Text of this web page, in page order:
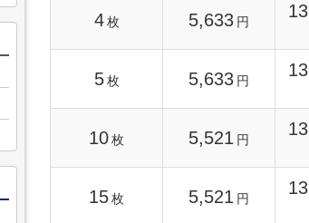
4 枚 5,633 円
13
5 枚 5,633 円
13
10枚 5,521 円
13
15枚 5,521 円
13